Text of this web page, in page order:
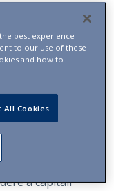
gli investitori
sono
nelle
conscio della
a capitali
best experience
to our use of these
and how to
All Cookies